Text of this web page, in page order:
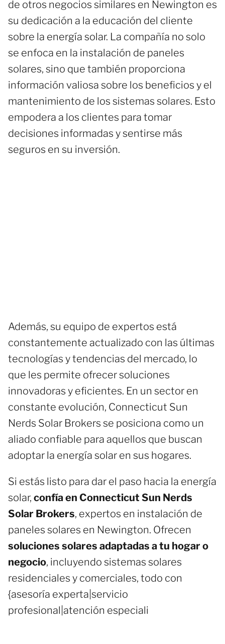
de otros negocios similares en Newington es
su dedicación a la educación del cliente
sobre la energía solar. La compañía no solo
se enfoca en la instalación de paneles
solares, sino que también proporciona
información valiosa sobre los beneficios y el
mantenimiento de los sistemas solares. Esto
empodera a los clientes para tomar
decisiones informadas y sentirse más
seguros en su inversión.
Además, su equipo de expertos está
constantemente actualizado con las últimas
tecnologías y tendencias del mercado, lo
que les permite ofrecer soluciones
innovadoras y eficientes. En un sector en
constante evolución, Connecticut Sun
Nerds Solar Brokers se posiciona como un
aliado confiable para aquellos que buscan
adoptar la energía solar en sus hogares.
Si estás listo para dar el paso hacia la energía
solar, confía en Connecticut Sun Nerds
Solar Brokers, expertos en instalación de
paneles solares en Newington. Ofrecen
soluciones solares adaptadas a tu hogar o
negocio, incluyendo sistemas solares
residenciales y comerciales, todo con
{asesoría experta|servicio
profesional|atención especiali